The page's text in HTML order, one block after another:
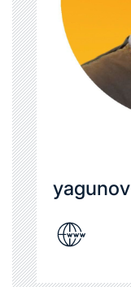
yagunov